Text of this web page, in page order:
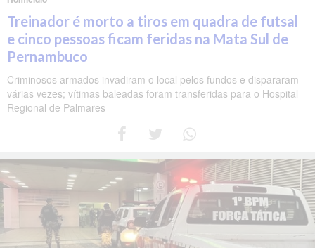
Treinador é morto a tiros em quadra de futsal
e cinco pessoas ficam feridas na Mata Sul de
Pernambuco
Criminosos armados invadiram o local pelos fundos e dispararam
várias vezes; vítimas baleadas foram transferidas para o Hospital
Regional de Palmares